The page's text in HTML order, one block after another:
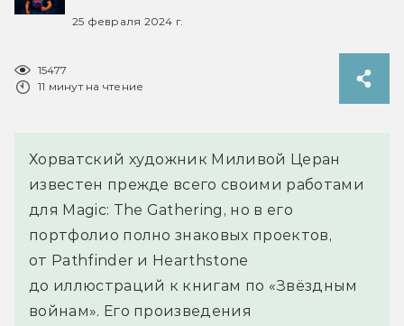
25 февраля 2024 г.
15477
11 минут на чтение
Хорватский художник Миливой Церан
известен прежде всего своими работами
для Magic: The Gathering, но в его
портфолио полно знаковых проектов,
от Pathfinder и Hearthstone
до иллюстраций к книгам по «Звёздным
войнам». Его произведения